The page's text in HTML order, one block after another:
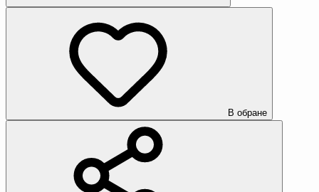
В обране